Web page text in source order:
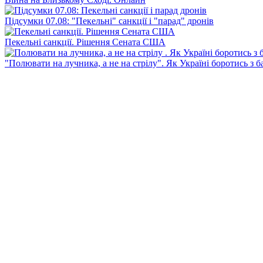
Підсумки 07.08: "Пекельні" санкції і "парад" дронів
Пекельні санкції. Рішення Сената США
"Полювати на лучника, а не на стрілу". Як Україні боротись з